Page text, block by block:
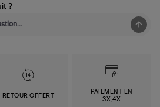
?
RETOUR OFFERT
PAIEMENT EN
3X,4X